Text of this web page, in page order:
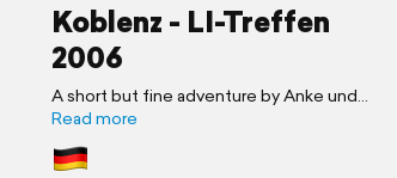
Koblenz - LI-Treffen
2006
A short but fine adventure by Anke und
Christian
Read more